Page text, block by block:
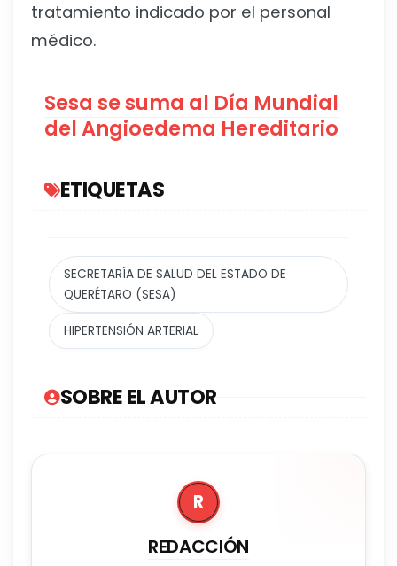
tratamiento indicado por el personal
médico.
Sesa se suma al Día Mundial
del Angioedema Hereditario
ETIQUETAS
SECRETARÍA DE SALUD DEL ESTADO DE
QUERÉTARO (SESA)
HIPERTENSIÓN ARTERIAL
SOBRE EL AUTOR
R
REDACCIÓN